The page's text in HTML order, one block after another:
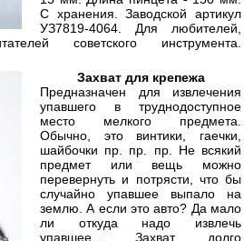
С хранения. Заводской артикул
УЗ7819-4064. Для любителей,
советского инструмента.
Захват для крепежа
Предназначен для извлечения
упавшего в труднодоступное
место мелкого предмета.
Обычно, это винтики, гаечки,
шайбочки пр. пр. пр. Не всякий
предмет или вещь можно
перевернуть и потрясти, что бы
случайно упавшее выпало на
землю. А если это авто? Да мало
ли откуда надо извлечь
упавшее... Захват долго